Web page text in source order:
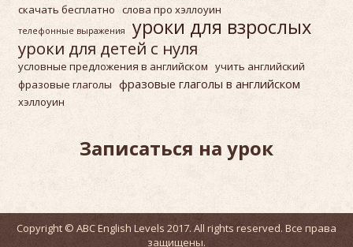
скачать бесплатно слова про хэллоуин
телефонные выражения уроки для взрослых
уроки для детей с нуля
условные предложения в английском учить английский
фразовые глаголы фразовые глаголы в английском
хэллоуин
Записаться на урок
Copyright © ABC English Levels 2017. All rights reserved. Все права
защищены.